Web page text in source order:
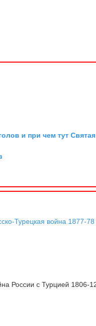
и при чем тут Святая
Турецкая война 1877-78
России с Турцией 1806-12